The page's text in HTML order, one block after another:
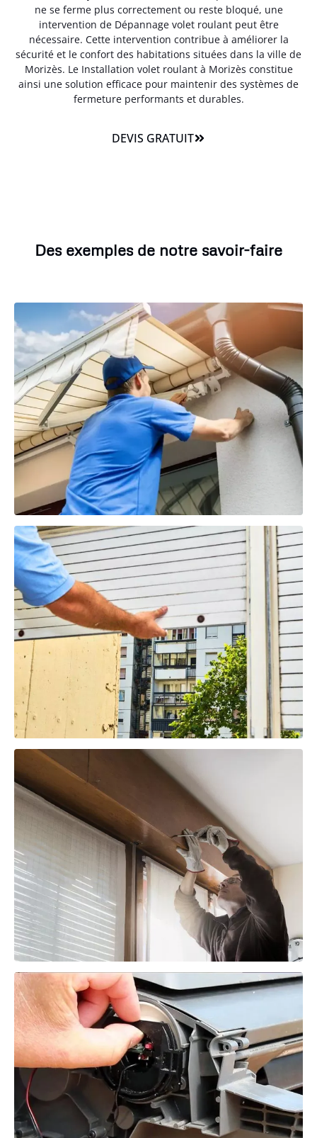
ne se ferme plus correctement ou reste bloqué, une
intervention de Dépannage volet roulant peut être
nécessaire. Cette intervention contribue à améliorer la
sécurité et le confort des habitations situées dans la ville de
Morizès. Le Installation volet roulant à Morizès constitue
ainsi une solution efficace pour maintenir des systèmes de
fermeture performants et durables.
DEVIS GRATUIT
Des exemples de notre savoir-faire